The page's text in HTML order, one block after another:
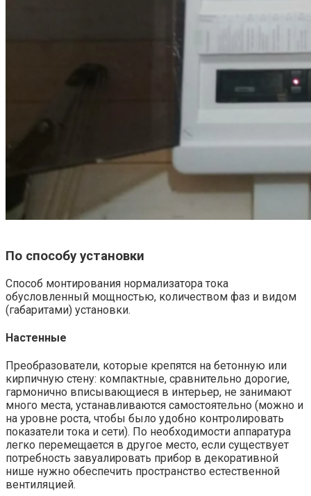
По способу установки
Способ монтирования нормализатора тока
обусловленный мощностью, количеством фаз и видом
(габаритами) установки.
Настенные
Преобразователи, которые крепятся на бетонную или
кирпичную стену: компактные, сравнительно дорогие,
гармонично вписывающиеся в интерьер, не занимают
много места, устанавливаются самостоятельно (можно и
на уровне роста, чтобы было удобно контролировать
показатели тока и сети). По необходимости аппаратура
легко перемещается в другое место, если существует
потребность завуалировать прибор в декоративной
нише нужно обеспечить пространство естественной
вентиляцией.